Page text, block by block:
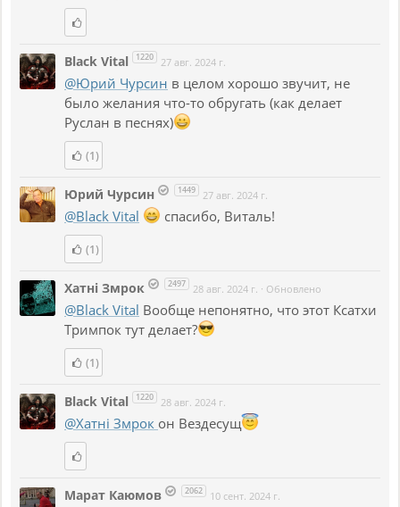
Black Vital 1220 27 авг. 2024 г.
@Юрий Чурсин в целом хорошо звучит, не
было желания что-то обругать (как делает
Руслан в песнях)
(1)
Юрий Чурсин 1449 27 авг. 2024 г.
@Black Vital спасибо, Виталь!
(1)
Хатнi Змрок 2497 28 авг. 2024 г. · Обновлено
@Black Vital Вообще непонятно, что этот Ксатхи
Тримпок тут делает?
(1)
Black Vital 1220 28 авг. 2024 г.
@Хатнi Змрок он Вездесущ
Марат Каюмов 2062 10 сент. 2024 г.